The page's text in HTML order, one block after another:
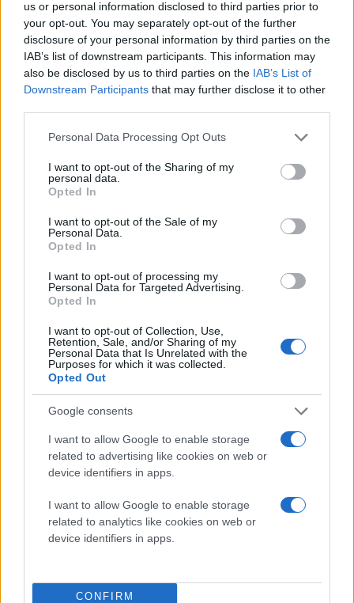
us or personal information disclosed to third parties prior to
your opt-out. You may separately opt-out of the further
disclosure of your personal information by third parties on the
IAB’s list of downstream participants. This information may
also be disclosed by us to third parties on the IAB’s List of
Downstream Participants that may further disclose it to other
Please note that this website/app uses one or more Google
not limited to your visit or usage behaviour. You may click to
grant or deny consent to Google and its third-party tags to
use your data for below specified purposes in below Google
consent section.
Personal Data Processing Opt Outs
I want to opt-out of the Sharing of my
personal data.
Opted In
I want to opt-out of the Sale of my
Personal Data.
Opted In
I want to opt-out of processing my
Personal Data for Targeted Advertising.
Opted In
I want to opt-out of Collection, Use,
Retention, Sale, and/or Sharing of my
Personal Data that Is Unrelated with the
Purposes for which it was collected.
Opted Out
Google consents
I want to allow Google to enable storage
related to advertising like cookies on web or
device identifiers in apps.
I want to allow Google to enable storage
related to analytics like cookies on web or
device identifiers in apps.
CONFIRM